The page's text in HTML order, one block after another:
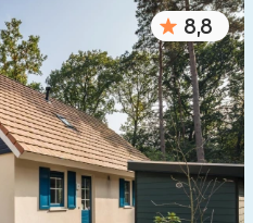
20
(max. km):
5
8,8